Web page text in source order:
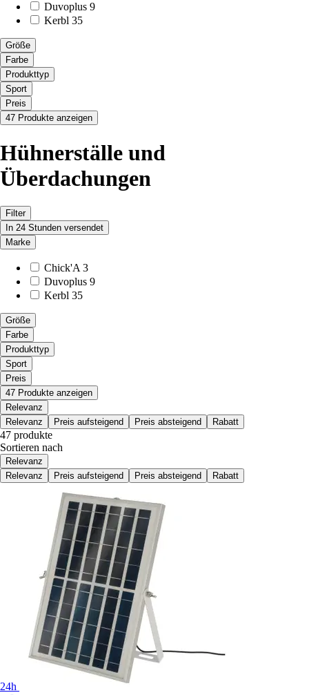
Duvoplus 9
Kerbl 35
Größe
Farbe
Produkttyp
Sport
Preis
47 Produkte anzeigen
Hühnerställe und
Überdachungen
Filter
In 24 Stunden versendet
Marke
Chick'A 3
Duvoplus 9
Kerbl 35
Größe
Farbe
Produkttyp
Sport
Preis
47 Produkte anzeigen
Relevanz
Relevanz
Preis aufsteigend Preis absteigend Rabatt
47 produkte
Sortieren nach
Relevanz
Relevanz
Preis aufsteigend Preis absteigend Rabatt
24h